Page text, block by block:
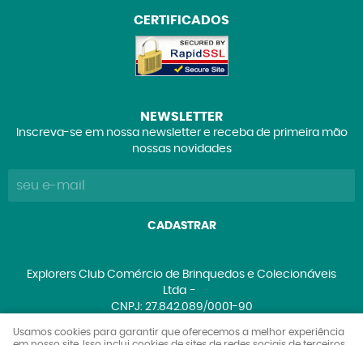
CERTIFICADOS
NEWSLETTER
Inscreva-se em nossa newsletter e receba de primeira mão
nossas novidades
CADASTRAR
Explorers Club Comércio de Brinquedos e Colecionáveis
Ltda
CNPJ: 27.842.089/0001-90
Usamos cookies para garantir que oferecemos a melhor experiência